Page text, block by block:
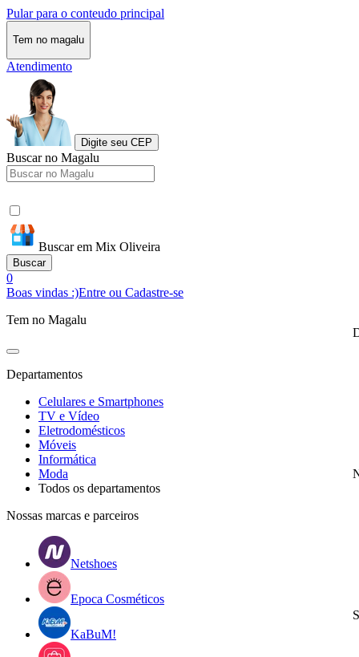
Pular para o conteudo principal
Tem no magalu
Atendimento
Digite seu CEP
Buscar no Magalu
Buscar em Mix Oliveira
Buscar
0
Boas vindas :)Entre ou Cadastre-se
Tem no Magalu
Departamentos
Celulares e Smartphones
TV e Vídeo
Eletrodomésticos
Móveis
Informática
Moda
Todos os departamentos
Nossas marcas e parceiros
Netshoes
Epoca Cosméticos
KaBuM!